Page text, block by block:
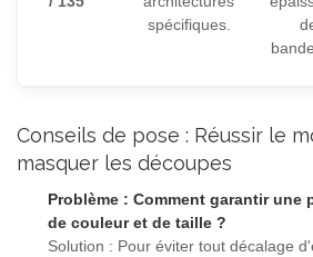
spécifiques.
Conseils de pose : Réussir le
masquer les découpes
Problème : Comment garantir une
de couleur et de taille ?
Solution : Pour éviter tout décalage